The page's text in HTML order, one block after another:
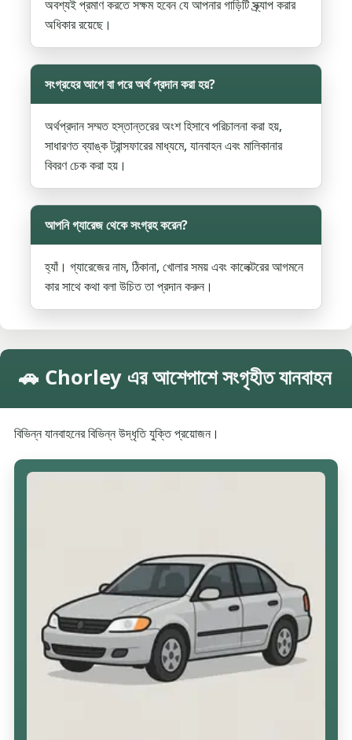
অবশ্যই প্রমাণ করতে সক্ষম হবেন যে আপনার গাড়িটি স্ক্র্যাপ করার
অধিকার রয়েছে।
সংগ্রহের আগে বা পরে অর্থ প্রদান করা হয়?
অর্থপ্রদান সম্মত হস্তান্তরের অংশ হিসাবে পরিচালনা করা হয়,
সাধারণত ব্যাঙ্ক ট্রান্সফারের মাধ্যমে, যানবাহন এবং মালিকানার
বিবরণ চেক করা হয়।
আপনি গ্যারেজ থেকে সংগ্রহ করেন?
হ্যাঁ। গ্যারেজের নাম, ঠিকানা, খোলার সময় এবং কালেক্টরের আগমনে
কার সাথে কথা বলা উচিত তা প্রদান করুন।
🚗 Chorley এর আশেপাশে সংগৃহীত যানবাহন
বিভিন্ন যানবাহনের বিভিন্ন উদ্ধৃতি যুক্তি প্রয়োজন।